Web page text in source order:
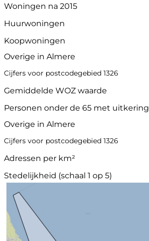
Woningen na 2015
Huurwoningen
Koopwoningen
Overige in Almere
Cijfers voor postcodegebied 1326
Gemiddelde WOZ waarde
Personen onder de 65 met uitkering
Overige in Almere
Cijfers voor postcodegebied 1326
Adressen per km²
Stedelijkheid (schaal 1 op 5)